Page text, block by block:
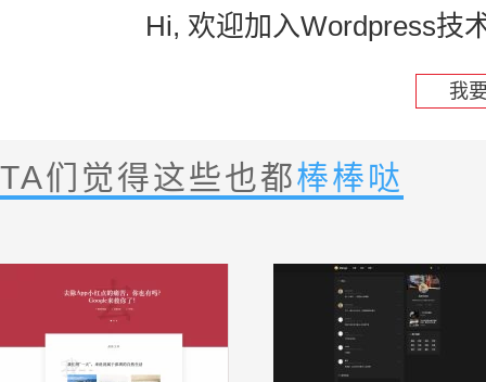
Hi, 欢迎加入Wordpress技
我
TA们觉得这些也都棒棒哒